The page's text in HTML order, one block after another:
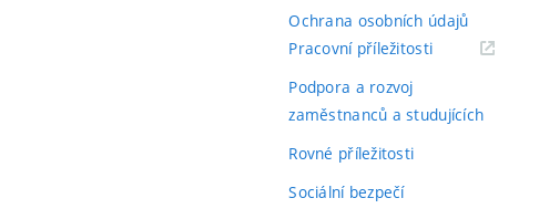
Ochrana osobních údajů
Pracovní příležitosti(externí
Podpora a rozvoj
zaměstnanců a studujících
Rovné příležitosti
Sociální bezpečí